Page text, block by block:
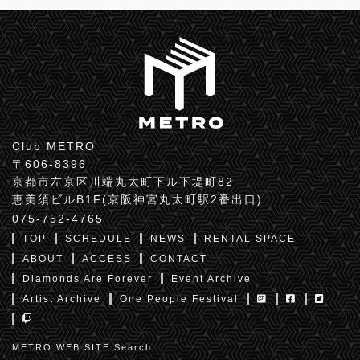
Club METRO
〒606-8396
京都市左京区川端丸太町下ル下堤町82
恵美須ビルB1F(京阪神宮丸太町駅2番出口)
075-752-4765
TOP SCHEDULE NEWS
RENTAL SPACE
ABOUT
ACCESS
CONTACT
Diamonds Are Forever
Event Archive
Artist Archive
One People Festival
METRO WEB SITE Search